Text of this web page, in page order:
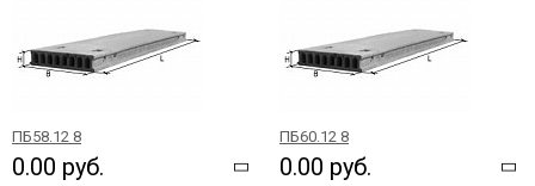
ПБ58.12 8
0.00 руб.
ПБ60.12 8
0.00 руб.